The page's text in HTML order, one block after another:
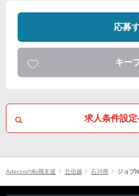
応募
キー
求人条件設
Adeccoの転職支援 北信越 石川県 ジョブ